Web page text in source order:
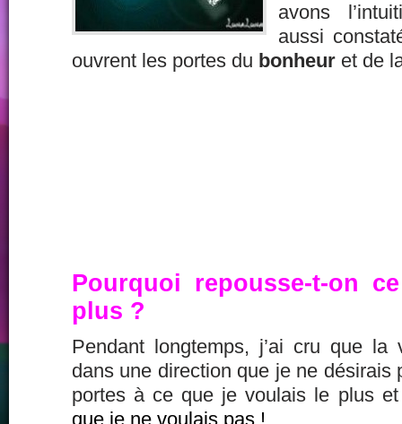
avons
aussi
ouvrent les portes du bonheur et de
Pourquoi repousse-t-on
plus ?
Pendant longtemps, j’ai cru que la
dans une direction que je ne désirais
portes à ce que je voulais le plus
que je ne voulais pas !